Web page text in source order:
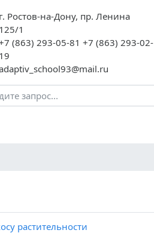
г. Ростов-на-Дону, пр. Ленина
125/1
(863) 293-05-81 +7 (863) 293-02-
19
растительности